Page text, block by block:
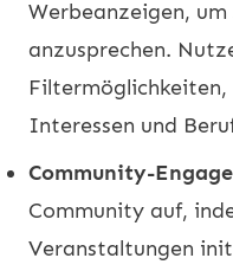
Werbeanzeigen,
anzusprechen.
Interessen und
Community-
Community auf,
Veranstaltungen